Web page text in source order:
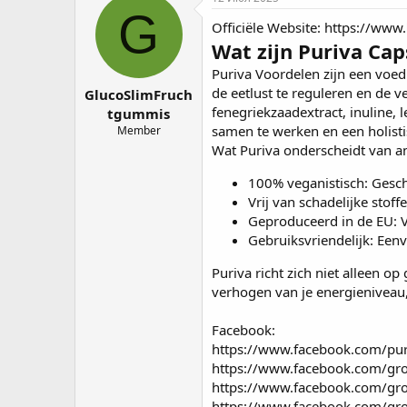
ы
н
а
ч
а
л
а
G
GlucoSlimFruch
tgummis
Member
Officiële Website: https://
Wat zijn Puriva
Puriva Voordelen zijn een
de eetlust te reguleren en de
fenegriekzaadextract, inuline,
samen te werken en een
Wat Puriva onderscheidt van
100% veganistisch:
Vrij van schadelijke
Geproduceerd in de
Gebruiksvriendelijk:
Puriva richt zich niet alleen
verhogen van je
Facebook:
https://www.facebook.com/
https://www.facebook.com/
https://www.facebook.com/